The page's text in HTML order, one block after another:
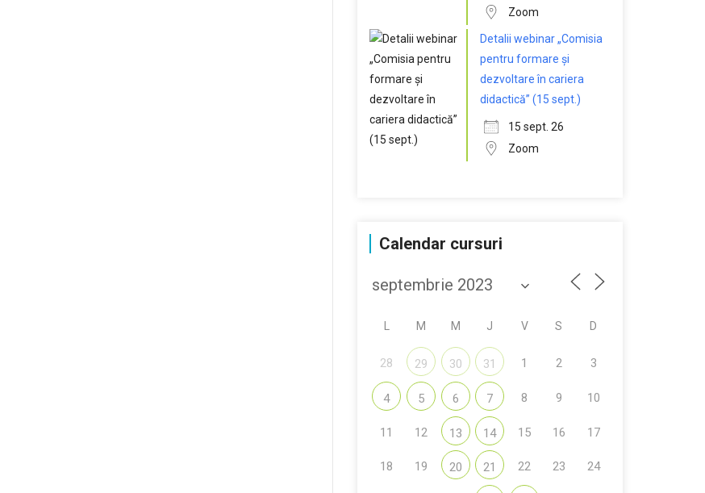
Zoom
Detalii webinar „Comisia
pentru formare și
dezvoltare în cariera
didactică” (15 sept.)
15 sept. 26
Zoom
Calendar cursuri
M M J V S D
28 29 30 31 1 2 3
4 5 6 7 8 9 10
11 12 13 14 15 16 17
18 19 20 21 22 23 24